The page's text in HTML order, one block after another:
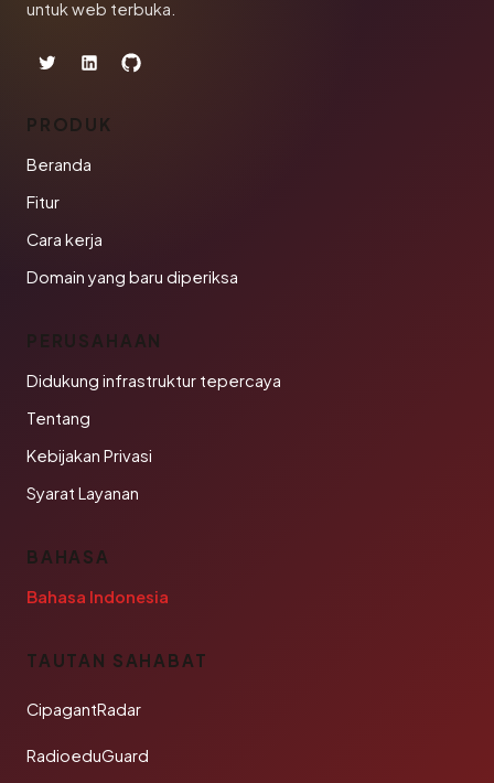
untuk web terbuka.
PRODUK
Beranda
Fitur
Cara kerja
Domain yang baru diperiksa
PERUSAHAAN
Didukung infrastruktur tepercaya
Tentang
Kebijakan Privasi
Syarat Layanan
BAHASA
Bahasa Indonesia
TAUTAN SAHABAT
CipagantRadar
RadioeduGuard